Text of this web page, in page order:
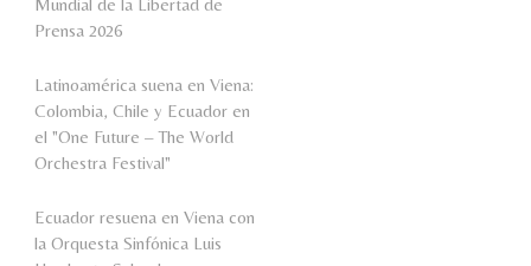
Mundial de la Libertad de
Prensa 2026
Latinoamérica suena en Viena:
Colombia, Chile y Ecuador en
el "One Future – The World
Orchestra Festival"
Ecuador resuena en Viena con
la Orquesta Sinfónica Luis